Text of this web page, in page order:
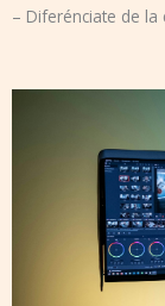
– Diferénciate de la